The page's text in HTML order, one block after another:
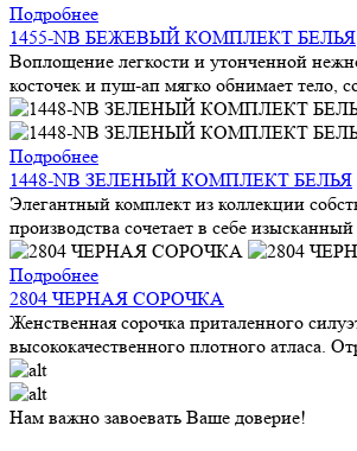
Подробнее
1455-NB БЕЖЕВЫЙ КОМПЛЕКТ БЕЛЬЯ
Воплощение легкости и утонченной
косточек и пуш-ап мягко обнимает тело,
Подробнее
1448-NB ЗЕЛЕНЫЙ КОМПЛЕКТ БЕЛЬЯ
Элегантный комплект из коллекции
производства сочетает в себе изысканный
Подробнее
2804 ЧЕРНАЯ СОРОЧКА
Женственная сорочка приталенного
высококачественного плотного атласа.
Нам важно завоевать Ваше доверие!